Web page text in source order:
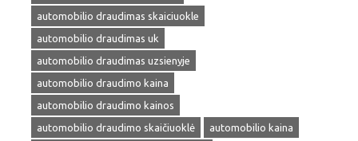
automobilio draudimas skaiciuokle
automobilio draudimas uk
automobilio draudimas uzsienyje
automobilio draudimo kaina
automobilio draudimo kainos
automobilio draudimo skaičiuoklė
automobilio kaina